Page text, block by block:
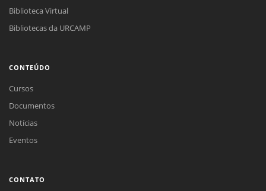
Biblioteca Virtual
Bibliotecas da URCAMP
CONTEÚDO
Cursos
Documentos
Notícias
Eventos
CONTATO